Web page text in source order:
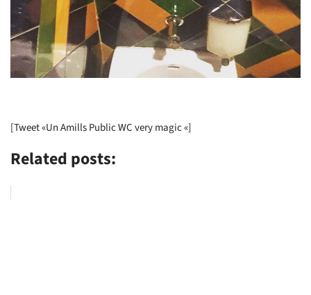
[Tweet «Un Amills Public WC very magic «]
Related posts: